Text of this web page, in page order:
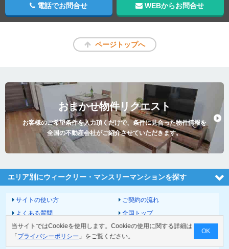
電話でお問合せ WEBからお問合せ
ページトップへ
おまかせ物件リクエスト
お客様のご希望条件を入力頂くだけで、条件に見合った物件情報を
全国の不動産会社がご紹介させていただきます。
エリア別にウィークリー・マンスリーマンションを探す
サイトの使い方
ご契約の流れ
よくある質問
全国トップ
サイトマップ
運営会社
お問い合わせ
個人情報の取扱いについて
当サイトではCookieを使用します。Cookieの使用に関する詳細は
「 プライバシーポリシー 」をご覧ください。
OK